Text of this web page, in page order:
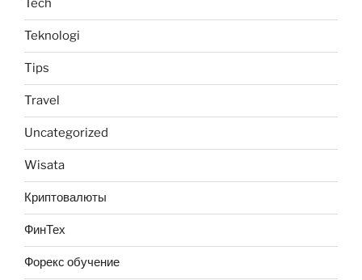
Tech
Teknologi
Tips
Travel
Uncategorized
Wisata
Криптовалюты
ФинТех
Форекс обучение